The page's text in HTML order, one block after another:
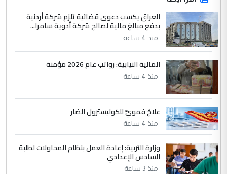
العراق يكسب دعوى قضائية تلزم شركة أردنية
بدفع مبالغ مالية لصالح شركة أدوية سامرا...
منذ 4 ساعة
المالية النيابية: رواتب عام 2026 مؤمنة
منذ 4 ساعة
علاجٌ فمويٌّ للكوليسترول الضار
منذ 4 ساعة
وزارة التربية: إعادة العمل بنظام المحاولات لطلبة
السادس الإعدادي
منذ 3 ساعة